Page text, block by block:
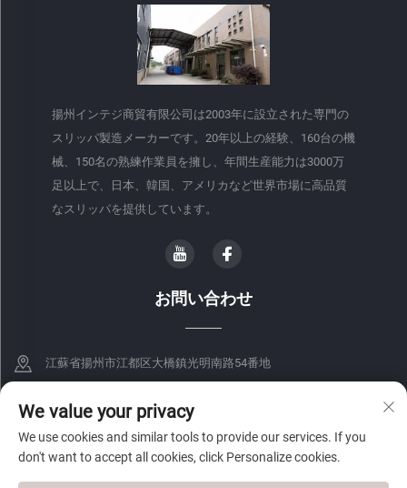
揚州インテジ商貿有限公司は2003年に設立された専門の
スリッパ製造メーカーです。20年以上の経験、160台の機
械、150名の熟練作業員を擁し、年間生産能力は3000万
足以上で、日本、韓国、アメリカなど世界市場に高品質
なスリッパを提供しています。
お問い合わせ
江蘇省揚州市江都区大橋鎮光明南路54番地
+86-18068849339
[email protected]
We value your privacy
We use cookies and similar tools to provide our services. If you
don't want to accept all cookies, click Personalize cookies.